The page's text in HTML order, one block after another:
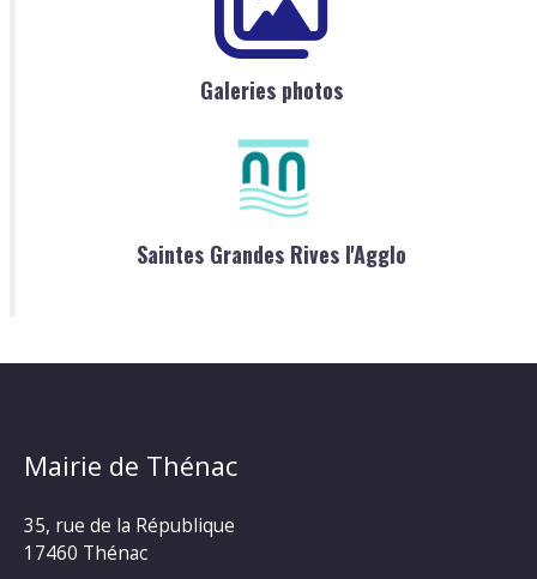
Galeries photos
Saintes Grandes Rives l'Agglo
Mairie de Thénac
35, rue de la République
17460 Thénac